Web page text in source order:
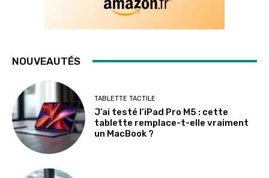
NOUVEAUTÉS
TABLETTE TACTILE
J’ai testé l’iPad Pro M5 : cette
tablette remplace-t-elle vraiment
un MacBook ?